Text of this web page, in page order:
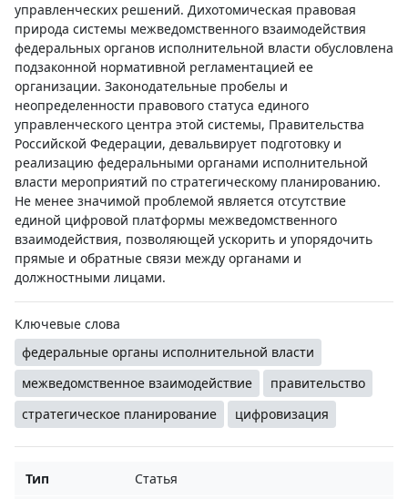
управленческих решений. Дихотомическая правовая
природа системы межведомственного взаимодействия
федеральных органов исполнительной власти обусловлена
подзаконной нормативной регламентацией ее
организации. Законодательные пробелы и
неопределенности правового статуса единого
управленческого центра этой системы, Правительства
Российской Федерации, девальвирует подготовку и
реализацию федеральными органами исполнительной
власти мероприятий по стратегическому планированию.
Не менее значимой проблемой является отсутствие
единой цифровой платформы межведомственного
взаимодействия, позволяющей ускорить и упорядочить
прямые и обратные связи между органами и
должностными лицами.
Ключевые слова
федеральные органы исполнительной власти
межведомственное взаимодействие
правительство
стратегическое планирование
цифровизация
Тип
Статья